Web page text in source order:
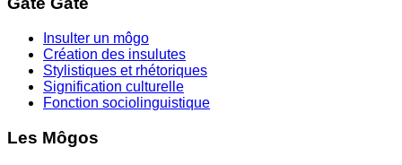
Insulter un môgo
Création des insulutes
Stylistiques et rhétoriques
Signification culturelle
Fonction sociolinguistique
Les Môgos